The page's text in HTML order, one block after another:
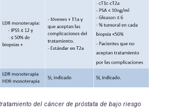
del cáncer de próstata de bajo riesgo